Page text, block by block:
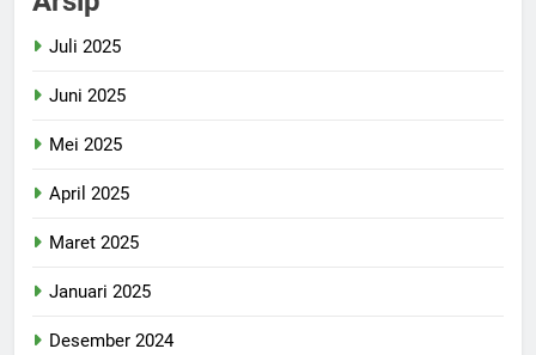
Juli 2025
Juni 2025
Mei 2025
April 2025
Maret 2025
Januari 2025
Desember 2024